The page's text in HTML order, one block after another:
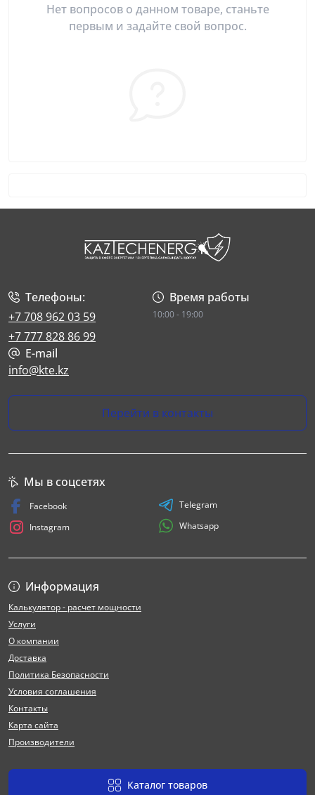
Нет вопросов о данном товаре, станьте
первым и задайте свой вопрос.
Телефоны:
+7 708 962 03 59
+7 777 828 86 99
Время работы
10:00 - 19:00
E-mail
info@kte.kz
Перейти в контакты
Информация
Калькулятор - расчет мощности
Услуги
О компании
Доставка
Политика Безопасности
Условия соглашения
Контакты
Карта сайта
Производители
Каталог товаров
Мы в соцсетях
Facebook
Instagram
Telegram
Whatsapp